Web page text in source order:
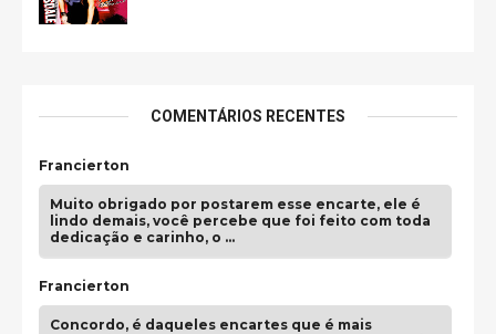
COMENTÁRIOS RECENTES
Francierton
Muito obrigado por postarem esse encarte, ele é
lindo demais, você percebe que foi feito com toda
dedicação e carinho, o …
Francierton
Concordo, é daqueles encartes que é mais